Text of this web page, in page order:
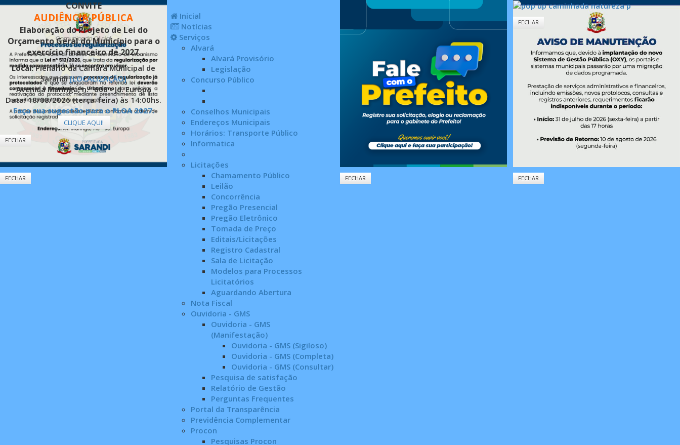
Inicial
Notícias
Serviços
Alvará
Alvará Provisório
Legislação
Concurso Público
Conselhos Municipais
Endereços Municipais
Horários: Transporte Público
Informatica
Licitações
Chamamento Público
Leilão
Concorrência
Pregão Presencial
Pregão Eletrônico
Tomada de Preço
Editais/Licitações
Registro Cadastral
Sala de Licitação
Modelos para Processos
Licitatórios
Aguardando Abertura
Nota Fiscal
Ouvidoria - GMS
Ouvidoria - GMS
(Manifestação)
Ouvidoria - GMS (Sigiloso)
Ouvidoria - GMS (Completa)
Ouvidoria - GMS (Consultar)
Pesquisa de satisfação
Relatório de Gestão
Perguntas Frequentes
Portal da Transparência
Previdência Complementar
Procon
Pesquisas Procon
FECHAR
CONVITE
AUDIÊNCIA PÚBLICA
Elaboração do Projeto de Lei do
Orçamento Geral do Município para o
exercício financeiro de 2027.
Local:Plenário da Câmara Municipal de
Sarandi[LOCALIZAÇÃO]
Avenida Maringá, n.º 660 - Jd. Europa
Data: 18/08/2026 (terça-feira) às 14:00hs.
Faça sua sugestão para o PLOA 2027.
CLIQUE AQUI!
FECHAR
FECHAR
FECHAR
FECHAR